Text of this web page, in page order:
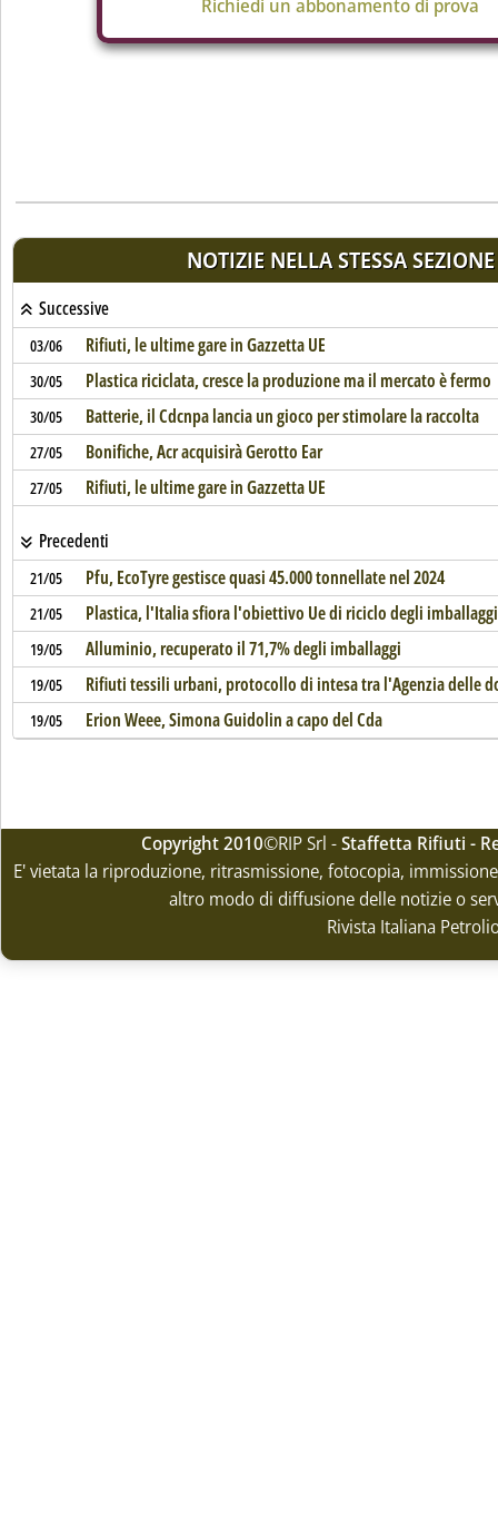
Richiedi un abbonamento di prova
NOTIZIE NELLA STESSA SEZIONE
Successive
03/06 Rifiuti, le ultime gare in Gazzetta UE
30/05 Plastica riciclata, cresce la produzione ma il mercato è fermo
30/05 Batterie, il Cdcnpa lancia un gioco per stimolare la raccolta
27/05 Bonifiche, Acr acquisirà Gerotto Ear
27/05 Rifiuti, le ultime gare in Gazzetta UE
Precedenti
21/05 Pfu, EcoTyre gestisce quasi 45.000 tonnellate nel 2024
21/05 Plastica, l'Italia sfiora l'obiettivo Ue di riciclo degli imballaggi
19/05 Alluminio, recuperato il 71,7% degli imballaggi
19/05 Rifiuti tessili urbani, protocollo di intesa tra l'Agenzia delle
19/05 Erion Weee, Simona Guidolin a capo del Cda
Copyright 2010©RIP Srl -Staffetta Rifiuti -
E' vietata la riproduzione, ritrasmissione, fotocopia,
altro modo di diffusione delle notizie o
Rivista Italiana